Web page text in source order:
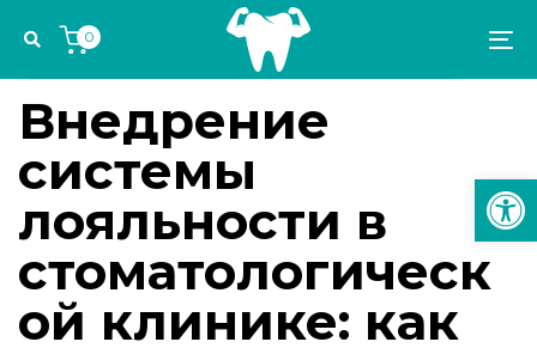
links
navigation
Skip
content
0
IN:
УПРАВЛЕНИЕ СТОМАТОЛОГИЧЕСКОЙ ПРАКТИКОЙ
Внедрение
системы
лояльности в
стоматологическ
ой клинике: как
on: